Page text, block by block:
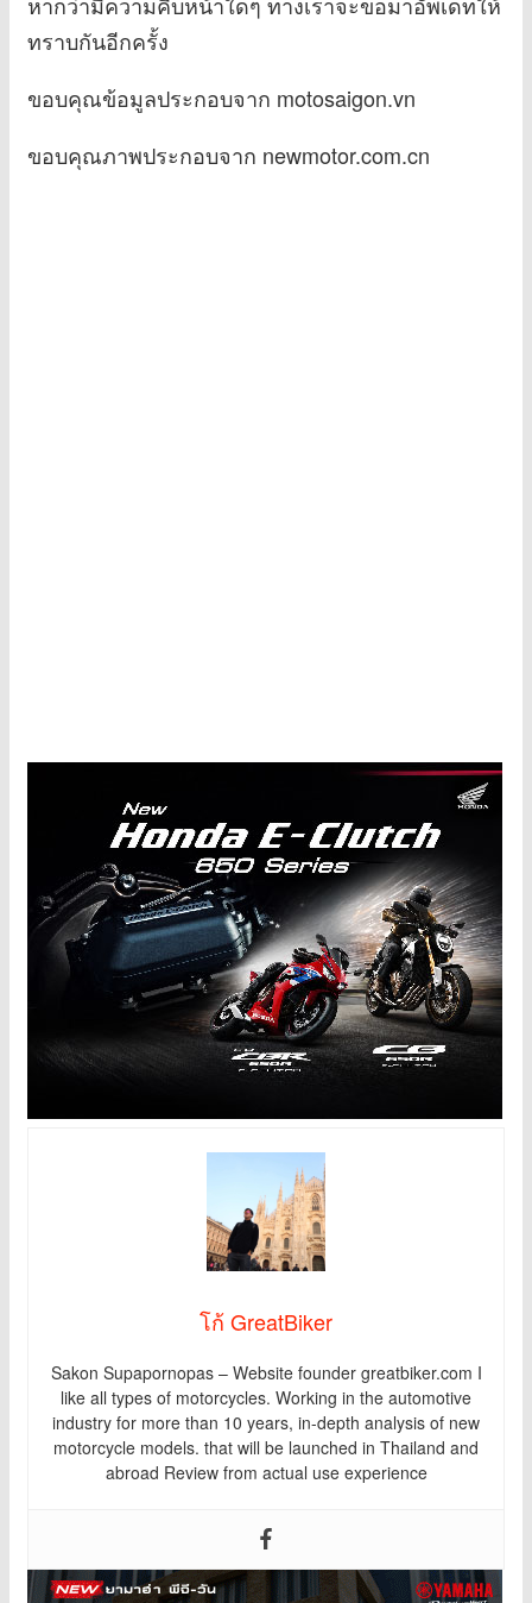
ทราบกันอีกครั้ง
ขอบคุณข้อมูลประกอบจาก motosaigon.vn
ขอบคุณภาพประกอบจาก newmotor.com.cn
โก้ GreatBiker
Sakon Supapornopas – Website founder greatbiker.com I
like all types of motorcycles. Working in the automotive
industry for more than 10 years, in-depth analysis of new
motorcycle models. that will be launched in Thailand and
abroad Review from actual use experience